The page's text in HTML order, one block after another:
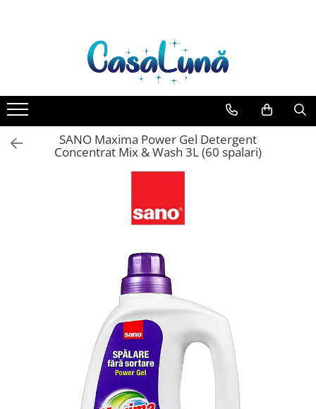
Toate Produsele
Gamma D'ORO Odorizant Cu
Betisoare 120 ml
EYFEL
EYFEL Odorizant Auto 10 ml
EYFEL Odorizant Camera cu
EYFEL Spray Odorizant 400 ml
Apret & solutii speciale
Detergent pudra
SANO Maxima Power Gel Detergent
Concentrat Mix & Wash 3L (60 spalari)